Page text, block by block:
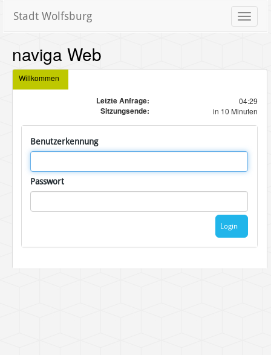
Toggle
Stadt Wolfsburg
naviga Web
Willkommen
Letzte Anfrage: 04:29
Sitzungsende: in 10 Minuten
Benutzerkennung
Passwort